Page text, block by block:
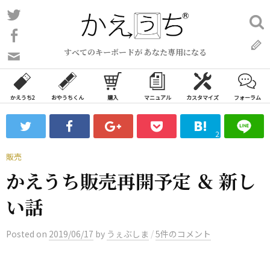
コ
ン
ン
ツ
ス
ッ
プ
すべてのキーボードが あなた専用になる
い
合
わ
フ
ォ
ー
検
索:
かえうち2 おやうちくん 購入 マニュアル カスタマイズ フォーラム
2
販売
かえうち販売再開予定 ＆ 新し
い話
Posted on 2019/06/17 by うぇぶしま /5件のコメント